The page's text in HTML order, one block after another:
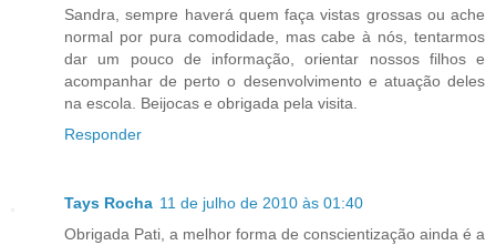
Sandra, sempre haverá quem faça vistas grossas ou ache
normal por pura comodidade, mas cabe à nós, tentarmos
dar um pouco de informação, orientar nossos filhos e
acompanhar de perto o desenvolvimento e atuação deles
na escola. Beijocas e obrigada pela visita.
Responder
Tays Rocha 11 de julho de 2010 às 01:40
Obrigada Pati, a melhor forma de conscientização ainda é a